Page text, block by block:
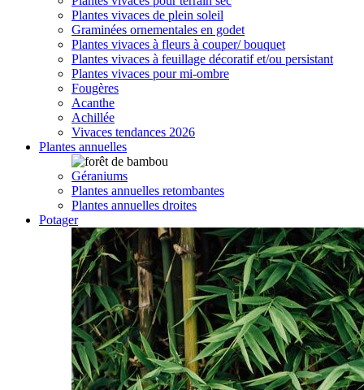
Plantes vivaces de plein soleil
Graminées ornementales en godet
Plantes vivaces à fleurs à couper/ bouquet
Plantes vivaces à feuillage décoratif et/ou persistant
Plantes vivaces pour mi-ombre
Fougères
Acanthe
Achillée
Vivaces tendances 2026
Plantes annuelles
Géraniums
Plantes annuelles retombantes
Plantes annuelles droites
Potager